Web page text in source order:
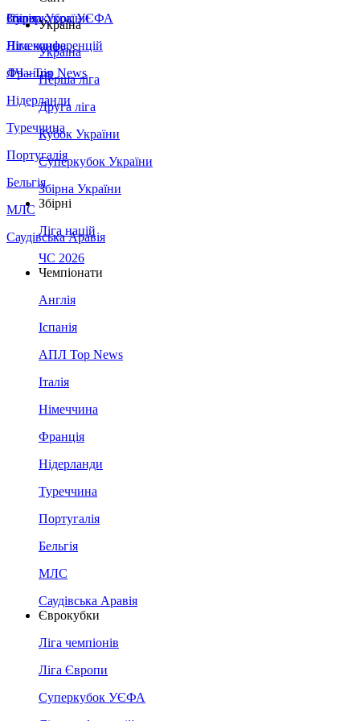
Збірна України
Італія
Німеччина
Франція
Нідерланди
Туреччина
Португалія
Бельгія
МЛС
Саудівська Аравія
Суперкубок УЄФА
Ліга конференцій
ЛЧ - Top News
Україна
Україна
Перша ліга
Друга ліга
Кубок України
Суперкубок України
Збірна України
Збірні
Ліга націй
ЧС 2026
Чемпіонати
Англія
Іспанія
АПЛ Top News
Італія
Німеччина
Франція
Нідерланди
Туреччина
Португалія
Бельгія
МЛС
Саудівська Аравія
Єврокубки
Ліга чемпіонів
Ліга Європи
Суперкубок УЄФА